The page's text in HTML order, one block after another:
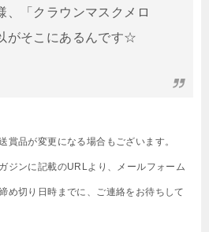
、「クラウンマスクメロ
がそこにあるんです☆
品が変更になる場合もございます。
ジンに記載のURLより、メールフォーム
め切り日時までに、ご連絡をお待ちして